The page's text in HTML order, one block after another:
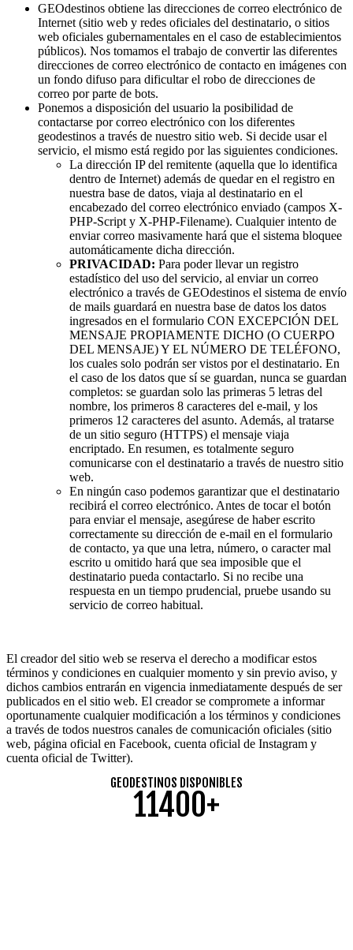
GEOdestinos obtiene las direcciones de correo electrónico de
Internet (sitio web y redes oficiales del destinatario, o sitios
web oficiales gubernamentales en el caso de establecimientos
públicos). Nos tomamos el trabajo de convertir las diferentes
direcciones de correo electrónico de contacto en imágenes con
un fondo difuso para dificultar el robo de direcciones de
correo por parte de bots.
Ponemos a disposición del usuario la posibilidad de
contactarse por correo electrónico con los diferentes
geodestinos a través de nuestro sitio web. Si decide usar el
servicio, el mismo está regido por las siguientes condiciones.
La dirección IP del remitente (aquella que lo identifica
dentro de Internet) además de quedar en el registro en
nuestra base de datos, viaja al destinatario en el
encabezado del correo electrónico enviado (campos X-
PHP-Script y X-PHP-Filename). Cualquier intento de
enviar correo masivamente hará que el sistema bloquee
automáticamente dicha dirección.
PRIVACIDAD: Para poder llevar un registro
estadístico del uso del servicio, al enviar un correo
electrónico a través de GEOdestinos el sistema de envío
de mails guardará en nuestra base de datos los datos
ingresados en el formulario CON EXCEPCIÓN DEL
MENSAJE PROPIAMENTE DICHO (O CUERPO
DEL MENSAJE) Y EL NÚMERO DE TELÉFONO,
los cuales solo podrán ser vistos por el destinatario. En
el caso de los datos que sí se guardan, nunca se guardan
completos: se guardan solo las primeras 5 letras del
nombre, los primeros 8 caracteres del e-mail, y los
primeros 12 caracteres del asunto. Además, al tratarse
de un sitio seguro (HTTPS) el mensaje viaja
encriptado. En resumen, es totalmente seguro
comunicarse con el destinatario a través de nuestro sitio
web.
En ningún caso podemos garantizar que el destinatario
recibirá el correo electrónico. Antes de tocar el botón
para enviar el mensaje, asegúrese de haber escrito
correctamente su dirección de e-mail en el formulario
de contacto, ya que una letra, número, o caracter mal
escrito u omitido hará que sea imposible que el
destinatario pueda contactarlo. Si no recibe una
respuesta en un tiempo prudencial, pruebe usando su
servicio de correo habitual.
El creador del sitio web se reserva el derecho a modificar estos
términos y condiciones en cualquier momento y sin previo aviso, y
dichos cambios entrarán en vigencia inmediatamente después de ser
publicados en el sitio web. El creador se compromete a informar
oportunamente cualquier modificación a los términos y condiciones
a través de todos nuestros canales de comunicación oficiales (sitio
web, página oficial en Facebook, cuenta oficial de Instagram y
cuenta oficial de Twitter).
GEODESTINOS DISPONIBLES
11400+